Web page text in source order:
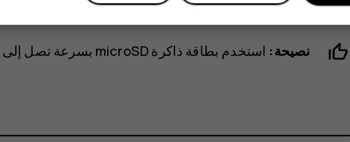
نصيحة: استخدم بطاقة ذاكرة microSD بسرعة تصل إلى 512 جيجابايت من شركة مصنعة معروفة.